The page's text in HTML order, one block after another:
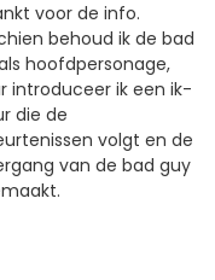
voor de info.
behoud ik de bad
hoofdpersonage,
introduceer ik een ik-
die de
volgt en de
van de bad guy